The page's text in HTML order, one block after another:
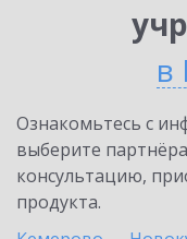
в
Ознакомьтесь с
выберите
консультацию,
продукта.